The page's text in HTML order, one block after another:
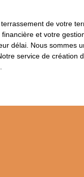
de votre
et votre
délai. Nous sommes
service de création